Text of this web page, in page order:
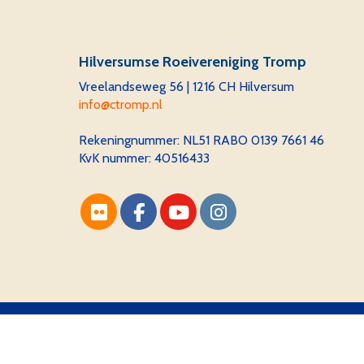
Hilversumse Roeivereniging Tromp
Vreelandseweg 56 | 1216 CH Hilversum
ofni@ctromp.nl
Rekeningnummer: NL51 RABO 0139 7661 46
KvK nummer: 40516433